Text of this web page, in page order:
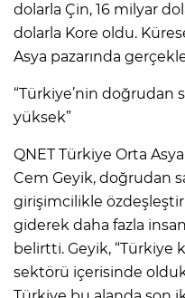
dolarla Çin, 16 milyar
dolarla Kore oldu.
Asya pazarında
“Türkiye’nin doğrudan
yüksek”
QNET Türkiye Orta
Cem Geyik, doğrudan
girişimcilikle
giderek daha fazla
belirtti. Geyik, “Türkiye
sektörü içerisinde